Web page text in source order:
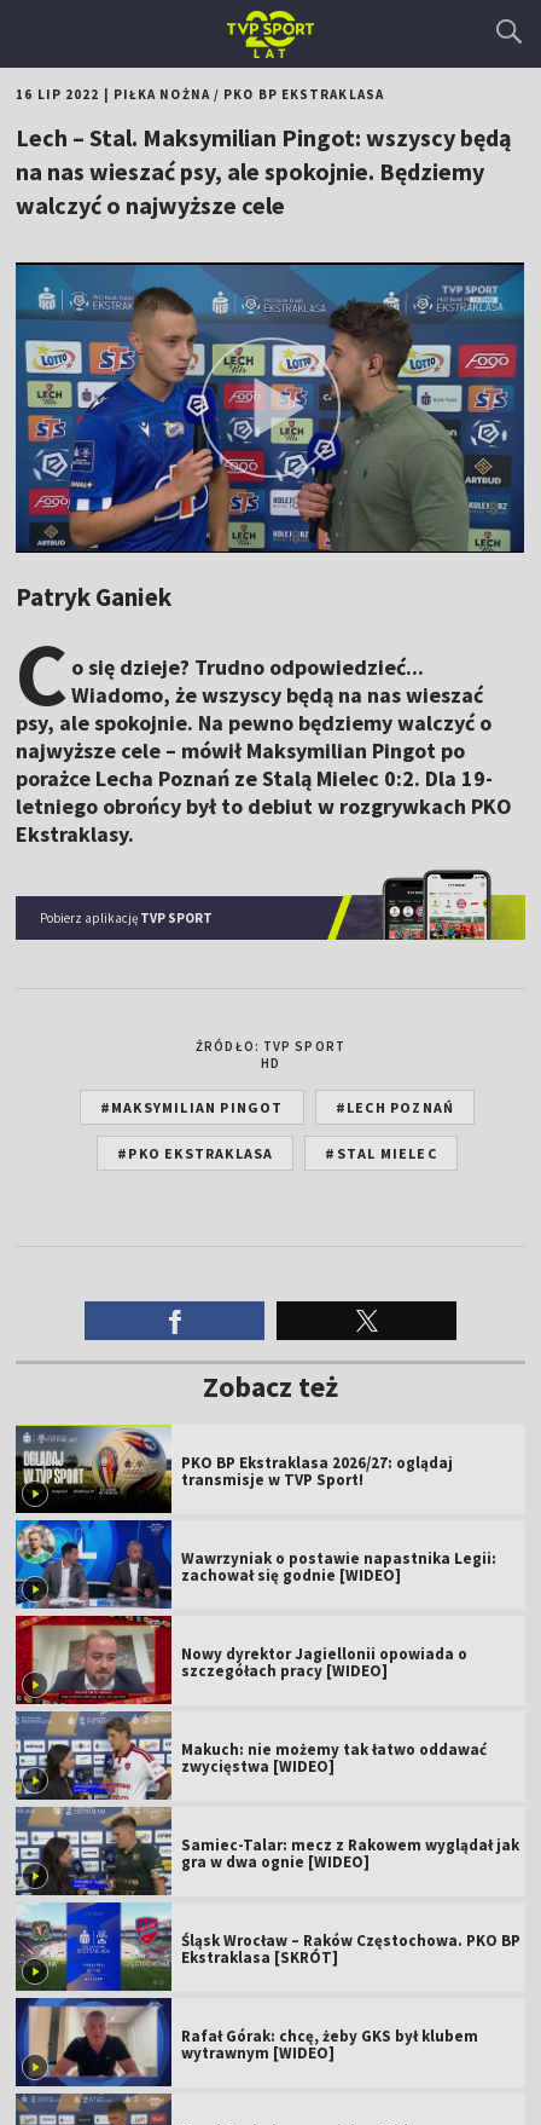
16 LIP 2022 PIŁKA NOŻNA/ PKO BP EKSTRAKLASA
Lech – Stal. Maksymilian Pingot: wszyscy będą
na nas wieszać psy, ale spokojnie. Będziemy
walczyć o najwyższe cele
Patryk Ganiek
C o się dzieje? Trudno odpowiedzieć...
Wiadomo, że wszyscy będą na nas wieszać
psy, ale spokojnie. Na pewno będziemy walczyć o
najwyższe cele – mówił Maksymilian Pingot po
porażce Lecha Poznań ze Stalą Mielec 0:2. Dla 19-
letniego obrońcy był to debiut w rozgrywkach PKO
Ekstraklasy.
Pobierz aplikację TVP SPORT
ŹRÓDŁO: TVP SPORT
HD
#MAKSYMILIAN PINGOT #LECH POZNAŃ
#PKO EKSTRAKLASA #STAL MIELEC
Zobacz też
PKO BP Ekstraklasa 2026/27: oglądaj
transmisje w TVP Sport!
Wawrzyniak o postawie napastnika Legii:
zachował się godnie [WIDEO]
Nowy dyrektor Jagiellonii opowiada o
szczegółach pracy [WIDEO]
Makuch: nie możemy tak łatwo oddawać
zwycięstwa [WIDEO]
Samiec-Talar: mecz z Rakowem wyglądał jak
gra w dwa ognie [WIDEO]
Śląsk Wrocław – Raków Częstochowa. PKO BP
Ekstraklasa [SKRÓT]
Rafał Górak: chcę, żeby GKS był klubem
wytrawnym [WIDEO]